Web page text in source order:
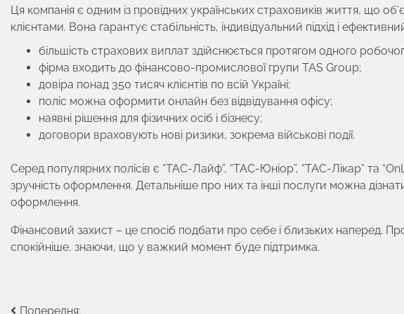
Ця компанія є одним із провідних українських страховиків життя, що
клієнтами. Вона гарантує стабільність, індивідуальний підхід і
більшість страхових виплат здійснюється протягом одного
фірма входить до фінансово-промислової групи TAS Group;
довіра понад 350 тисяч клієнтів по всій Україні;
поліс можна оформити онлайн без відвідування офісу;
наявні рішення для фізичних осіб і бізнесу;
договори враховують нові ризики, зокрема військові події.
Серед популярних полісів є “ТАС-Лайф”, “ТАС-Юніор”, “ТАС-Лікар” та
зручність оформлення. Детальніше про них та інші послуги можна
оформлення.
Фінансовий захист – це спосіб подбати про себе і близьких наперед.
спокійніше, знаючи, що у важкий момент буде підтримка.
Попередня: